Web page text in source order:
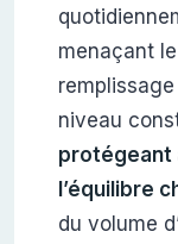
menaçant
niveau
protégeant
l’équilibre
du volume